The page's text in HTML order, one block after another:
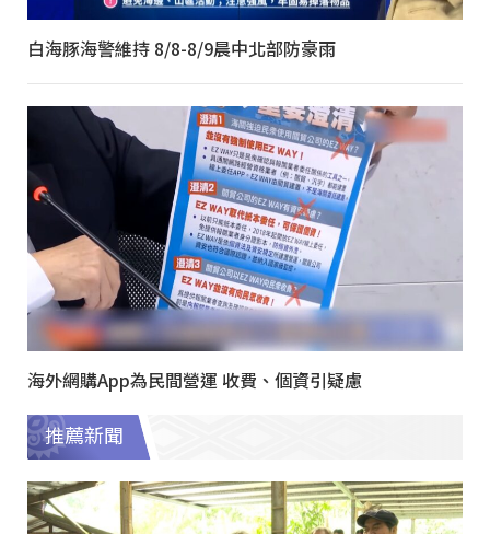
白海豚海警維持 8/8-8/9晨中北部防豪雨
海外網購App為民間營運 收費、個資引疑慮
推薦新聞